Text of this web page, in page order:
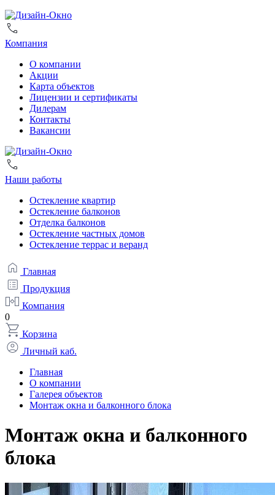
Компания
О компании
Акции
Карта объектов
Лицензии и сертификаты
Дилерам
Контакты
Вакансии
Наши работы
Остекление квартир
Остекление балконов
Отделка балконов
Остекление частных домов
Остекление террас и веранд
Главная
Продукция
Компания
0
Корзина
Личный каб.
Главная
О компании
Галерея объектов
Монтаж окна и балконного блока
Монтаж окна и балконного
блока